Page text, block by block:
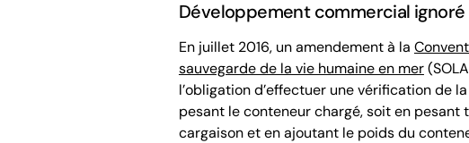
Développement commercial
En juillet 2016, un amendement à la
sauvegarde de la vie humaine en mer
l’obligation d’effectuer unevérification de
pesant le conteneur chargé, soit en pesant
cargaison et en ajoutant le poids du